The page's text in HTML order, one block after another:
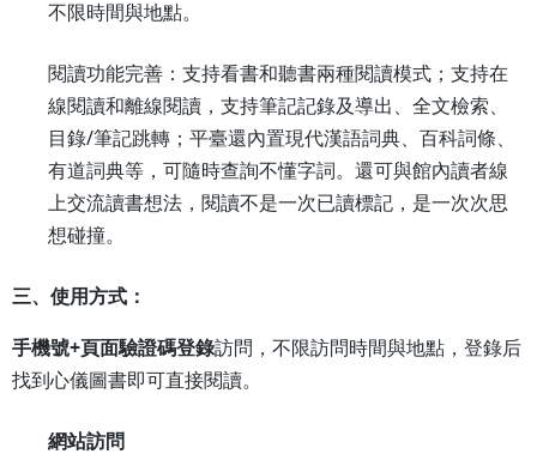
不限時間與地點。
閱讀功能完善：支持看書和聽書兩種閱讀模式；支持在
線閱讀和離線閱讀，支持筆記記錄及導出、全文檢索、
目錄/筆記跳轉；平臺還內置現代漢語詞典、百科詞條、
有道詞典等，可隨時查詢不懂字詞。還可與館內讀者線
上交流讀書想法，閱讀不是一次已讀標記，是一次次思
想碰撞。
三、使用方式：
手機號+頁面驗證碼登錄訪問，不限訪問時間與地點，登錄后
找到心儀圖書即可直接閱讀。
網站訪問